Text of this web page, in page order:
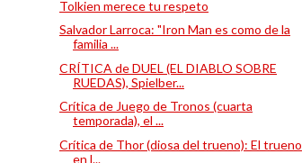
Tolkien merece tu respeto
Salvador Larroca: "Iron Man es como de la
familia ...
CRÍTICA de DUEL (EL DIABLO SOBRE
RUEDAS), Spielber...
Crítica de Juego de Tronos (cuarta
temporada), el ...
Crítica de Thor (diosa del trueno): El trueno
en l...